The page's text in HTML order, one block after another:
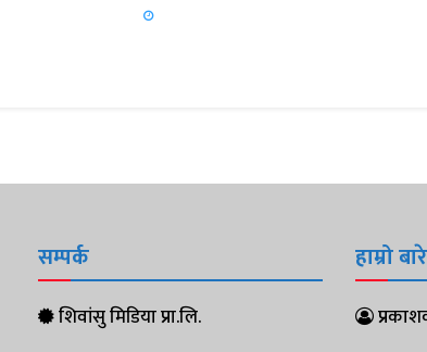
सम्पर्क
शिवांसु मिडिया प्रा.लि.
हाम्रो